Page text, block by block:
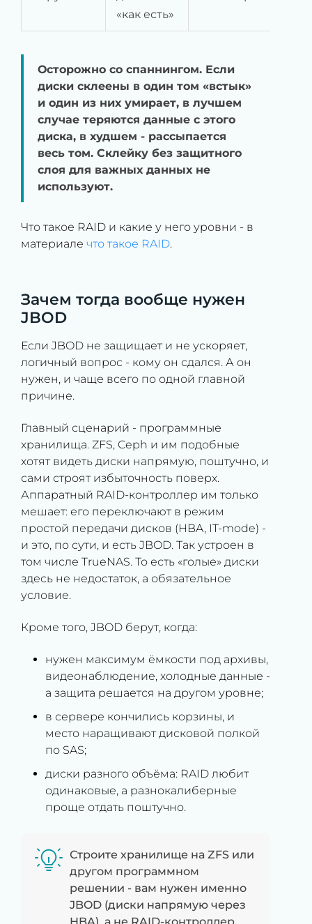
«как есть»
Осторожно со спаннингом. Если
диски склеены в один том «встык»
и один из них умирает, в лучшем
случае теряются данные с этого
диска, в худшем - рассыпается
весь том. Склейку без защитного
слоя для важных данных не
используют.
Что такое RAID и какие у него уровни - в
материале что такое RAID.
Зачем тогда вообще нужен
JBOD
Если JBOD не защищает и не ускоряет,
логичный вопрос - кому он сдался. А он
нужен, и чаще всего по одной главной
причине.
Главный сценарий - программные
хранилища. ZFS, Ceph и им подобные
хотят видеть диски напрямую, поштучно, и
сами строят избыточность поверх.
Аппаратный RAID-контроллер им только
мешает: его переключают в режим
простой передачи дисков (HBA, IT-mode) -
и это, по сути, и есть JBOD. Так устроен в
том числе TrueNAS. То есть «голые» диски
здесь не недостаток, а обязательное
условие.
Кроме того, JBOD берут, когда:
нужен максимум ёмкости под архивы,
видеонаблюдение, холодные данные -
а защита решается на другом уровне;
в сервере кончились корзины, и
место наращивают дисковой полкой
по SAS;
диски разного объёма: RAID любит
одинаковые, а разнокалиберные
проще отдать поштучно.
Строите хранилище на ZFS или
другом программном
решении - вам нужен именно
JBOD (диски напрямую через